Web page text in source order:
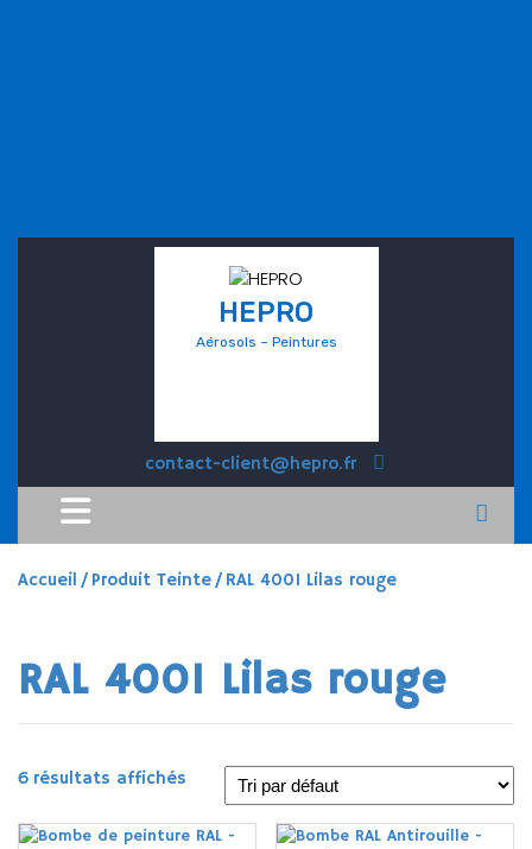
HEPRO
Aérosols – Peintures
contact-client@hepro.fr
Accueil / Produit Teinte / RAL 4001 Lilas rouge
RAL 4001 Lilas rouge
6 résultats affichés